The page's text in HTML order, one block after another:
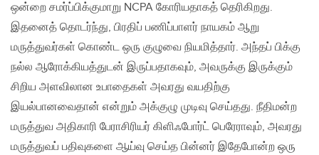
ஒன்றை சமர்ப்பிக்குமாறு NCPA கோரியதாகத் தெரிகிறது.
இதனைத் தொடர்ந்து, பிரதிப் பணிப்பாளர் நாயகம் ஆறு
மருத்துவர்கள் கொண்ட ஒரு குழுவை நியமித்தார். அந்தப் பிக்கு
நல்ல ஆரோக்கியத்துடன் இருப்பதாகவும், அவருக்கு இருக்கும்
சிறிய அளவிலான உபாதைகள் அவரது வயதிற்கு
இயல்பானவைதான் என்றும் அக்குழு முடிவு செய்தது. நீதிமன்ற
மருத்துவ அதிகாரி பேராசிரியர் கிளிஃபோர்ட் பெரேராவும், அவரது
மருத்துவப் பதிவுகளை ஆய்வு செய்த பின்னர் இதேபோன்ற ஒரு